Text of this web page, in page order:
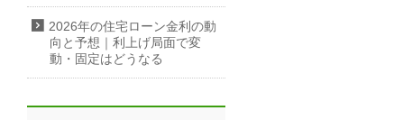
2026年の住宅ローン金利の動
向と予想｜利上げ局面で変
動・固定はどうなる